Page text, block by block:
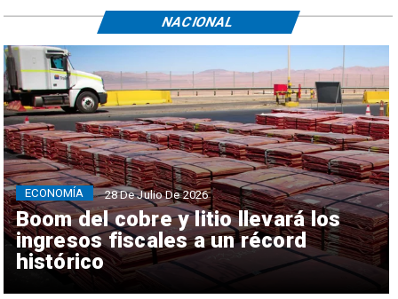
Boom del cobre y litio llevará los
ingresos fiscales a un récord
histórico
ECONOMÍA 28 De Julio De 2026
NACIONAL